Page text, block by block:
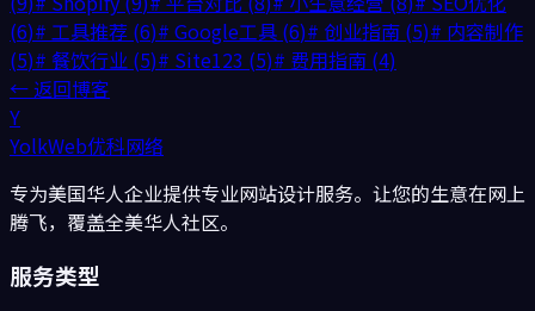
(6)# 工具推荐 (6)# Google工具 (6)# 创业指南 (5)# 内容制作
(5)# 餐饮行业 (5)# Site123 (5)# 费用指南 (4)
← 返回博客
Y
YolkWeb优科网络
专为美国华人企业提供专业网站设计服务。让您的生意在网上
腾飞，覆盖全美华人社区。
服务类型